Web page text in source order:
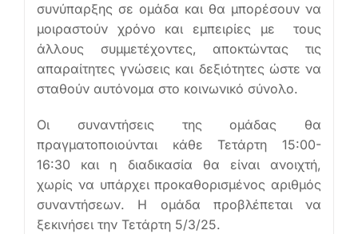
συνύπαρξης σε ομάδα και θα μπορέσουν να
μοιραστούν χρόνο και εμπειρίες με τους
άλλους συμμετέχοντες, αποκτώντας τις
απαραίτητες γνώσεις και δεξιότητες ώστε να
σταθούν αυτόνομα στο κοινωνικό σύνολο.
Οι συναντήσεις της ομάδας θα
πραγματοποιούνται κάθε Τετάρτη 15:00-
16:30 και η διαδικασία θα είναι ανοιχτή,
χωρίς να υπάρχει προκαθορισμένος αριθμός
συναντήσεων. Η ομάδα προβλέπεται να
ξεκινήσει την Τετάρτη 5/3/25.